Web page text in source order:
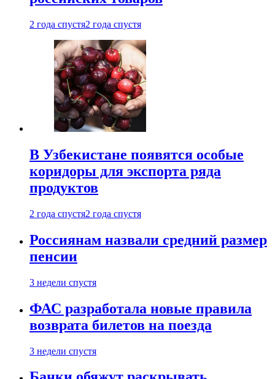
2 года спустя2 года спустя
В Узбекистане появятся особые
коридоры для экспорта ряда
продуктов
2 года спустя2 года спустя
Россиянам назвали средний размер
пенсии
3 недели спустя
ФАС разработала новые правила
возврата билетов на поезда
3 недели спустя